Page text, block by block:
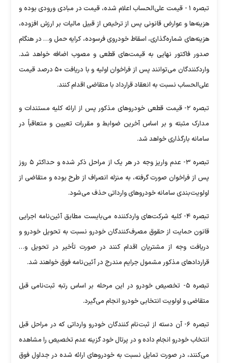
تبصره ۱ - قیمت علی‌الحساب اعلام شده، قیمت در مبادی ورودی بوده و
هزینه‌ها و عوارض قانونی پس از ترخیص از قبیل مالیات بر ارزش افزوده،
هزینه‌های شماره‌گذاری، اسقاط خودروی فرسوده، کرایه حمل و… در هنگام
صدور فاکتور نهایی به قیمت‌های قطعی و مصوب اضافه خواهد شد.
واردکنندگان می‌توانند پس از فراخوان اولیه و با دریافت ۵۰ درصد قیمت
علی‌الحساب نسبت به انعقاد قرارداد با متقاضی اقدام کنند.
تبصره ۲- قیمت قطعی خودرو‌های مذکور پس از ارائه کلیه مستندات و
مدارک مثبته و بر اساس آخرین ضوابط و مقررات تعیین و متعاقباً در
سامانه بارگذاری خواهد شد.
تبصره ۳- عدم واریز وجه در هر یک از مراحل ذکر شده و حداکثر ۵ روز
پس از فراخوان صورت گرفته، به منزله انصراف از طرح بوده و متقاضی از
اولویت‌بندی سامانه خودرو‌های وارداتی حذف می‌شود.
تبصره ۴- کلیه شرکت‌های واردکننده می‌بایست مطابق آئین‌نامه اجرایی
قانون حمایت از حقوق مصرف‌کنندگان خودرو نسبت به تحویل خودرو و
دریافت وجه از مشتریان اقدام کنند در صورت تأخیر در تحویل و…
قرارداد‌های مذکور مشمول جرایم مندرج در آئین‌نامه فوق خواهند شد.
تبصره ۵- تخصیص خودرو در این مرحله بر اساس رتبه ثبت‌نامی قبل
متقاضی و اولویت انتخابی خودرو انجام می‌گیرد.
تبصره ۶- آن دسته از ثبت‌نام کنندگان خودرو وارداتی که در مراحل قبل
انتخاب خودرو انجام داده و در پرتال خود گزینه عدم تخصیص را مشاهده
می‌کنند، در صورت تمایل نسبت به خودرو‌های ارائه شده در جداول فوق